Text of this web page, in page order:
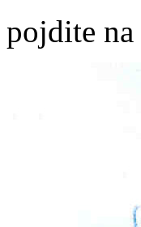
pojdite na